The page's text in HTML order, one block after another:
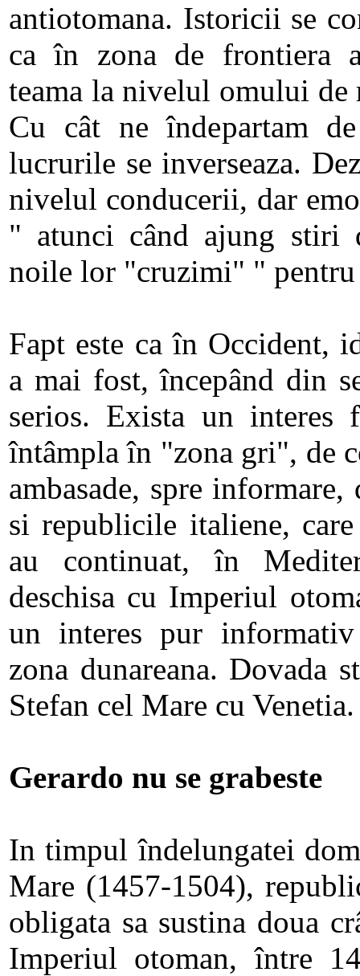
antiotomana. Istoricii se
ca în zona de frontiera
teama la nivelul omului de
Cu cât ne îndepartam
lucrurile se inverseaza.
nivelul conducerii, dar
" atunci când ajung stiri
noile lor "cruzimi" " pentru
Fapt este ca în Occident,
a mai fost, începând din
serios. Exista un interes
întâmpla în "zona gri", de
ambasade, spre
si republicile italiene,
au continuat, în
deschisa cu Imperiul
un interes pur
zona dunareana. Dovada
Stefan cel Mare cu Venetia.
Gerardo nu se grabeste
In timpul îndelungatei
Mare (1457-1504),
obligata sa sustina doua
Imperiul otoman, între